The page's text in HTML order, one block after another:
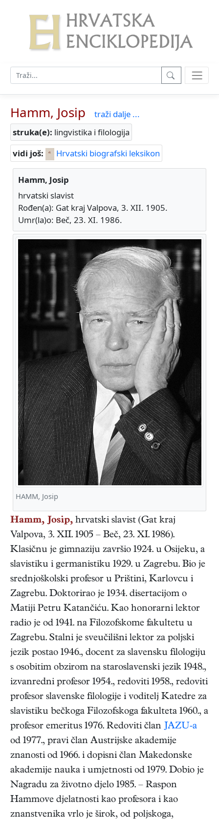
Hamm, Josip
traži dalje ...
struka(e): lingvistika i filologija
vidi još:
Hrvatski biografski leksikon
Hamm, Josip
hrvatski slavist
Rođen(a): Gat kraj Valpova, 3. XII. 1905.
Umr(la)o: Beč, 23. XI. 1986.
HAMM, Josip
Hamm, Josip, hrvatski slavist (Gat kraj
Valpova, 3. XII. 1905 – Beč, 23. XI. 1986).
Klasičnu je gimnaziju završio 1924. u Osijeku, a
slavistiku i germanistiku 1929. u Zagrebu. Bio je
srednjoškolski profesor u Prištini, Karlovcu i
Zagrebu. Doktorirao je 1934. disertacijom o
Matiji Petru Katančiću. Kao honorarni lektor
radio je od 1941. na Filozofskome fakultetu u
Zagrebu. Stalni je sveučilišni lektor za poljski
jezik postao 1946., docent za slavensku filologiju
s osobitim obzirom na staroslavenski jezik 1948.,
izvanredni profesor 1954., redoviti 1958., redoviti
profesor slavenske filologije i voditelj Katedre za
slavistiku bečkoga Filozofskoga fakulteta 1960., a
profesor emeritus 1976. Redoviti član JAZU-a
od 1977., pravi član Austrijske akademije
znanosti od 1966. i dopisni član Makedonske
akademije nauka i umjetnosti od 1979. Dobio je
Nagradu za životno djelo 1985. – Raspon
Hammove djelatnosti kao profesora i kao
znanstvenika vrlo je širok, od poljskoga,